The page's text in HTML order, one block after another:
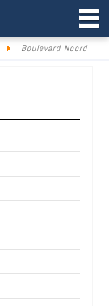
Boulevard Noord